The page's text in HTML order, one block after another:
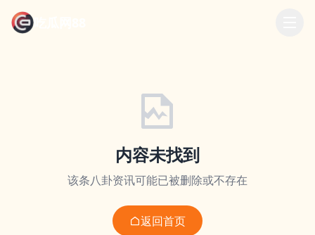
内容未找到
该条八卦资讯可能已被删除或不存在
返回首页